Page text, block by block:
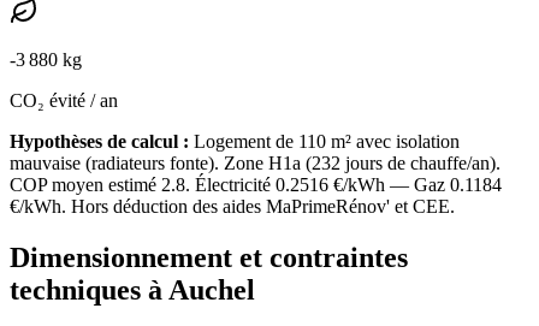
-3 880 kg
CO₂ évité / an
Hypothèses de calcul : Logement de 110 m² avec isolation
mauvaise (radiateurs fonte). Zone H1a (232 jours de chauffe/an).
COP moyen estimé 2.8. Électricité 0.2516 €/kWh — Gaz 0.1184
€/kWh. Hors déduction des aides MaPrimeRénov' et CEE.
Dimensionnement et contraintes
techniques à Auchel